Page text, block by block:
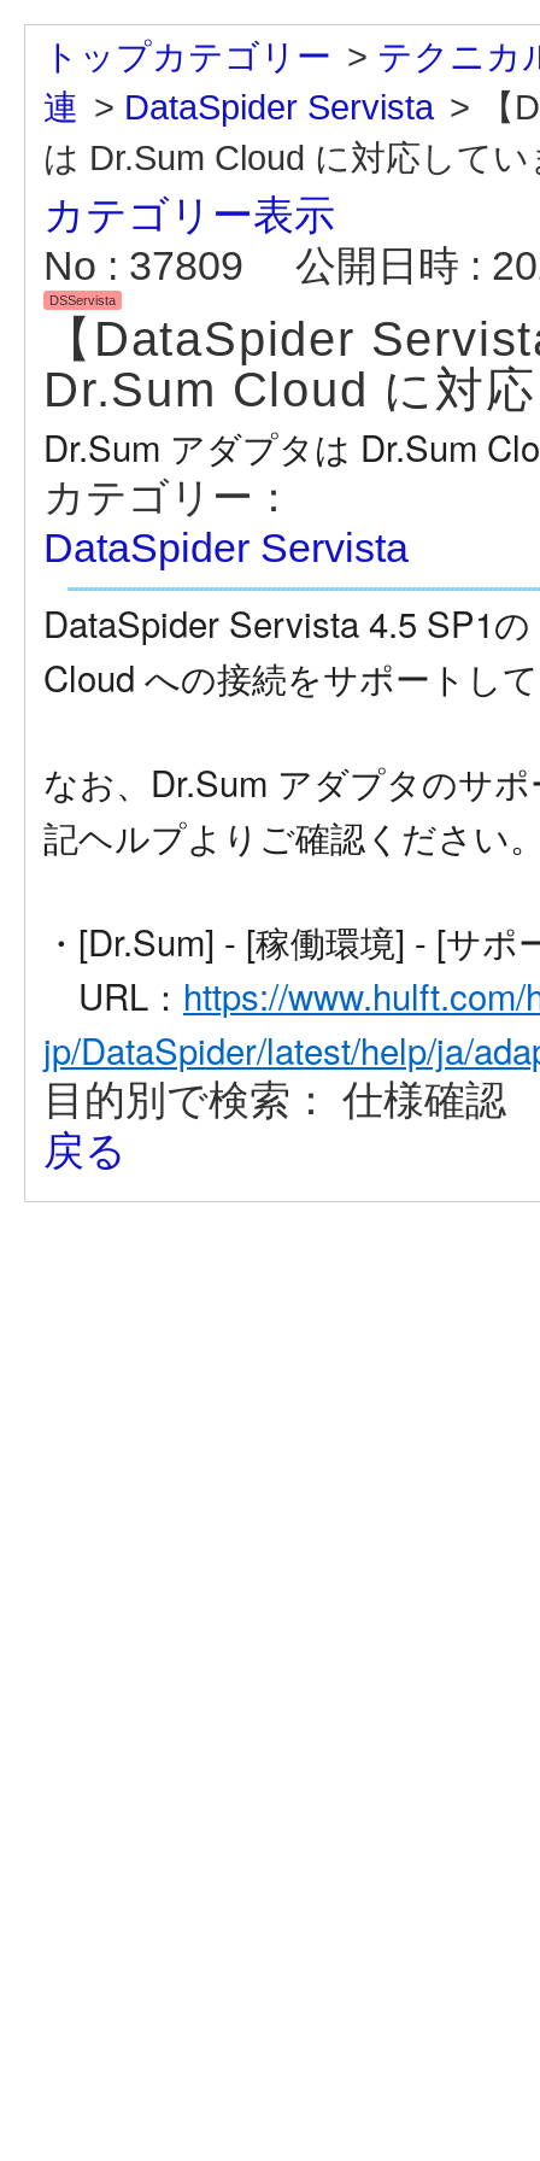
トップカテゴリー > テクニカ
連 > DataSpider Servista >
は Dr.Sum Cloud に対応して
カテゴリー表示
No : 37809
公開日時 :
DSServista
【DataSpider
Dr.Sum Cloud に対
Dr.Sum アダプタは Dr.Sum
カテゴリー：
DataSpider Servista
DataSpider Servista 4.5 SP1
Cloud への接続をサポートし
なお、Dr.Sum アダプタのサ
記ヘルプよりご確認ください
・[Dr.Sum] - [稼働環境] - [サ
URL： https://www.hulft.com/
jp/DataSpider/latest/help/ja/
目的別で検索：
仕様確認
戻る